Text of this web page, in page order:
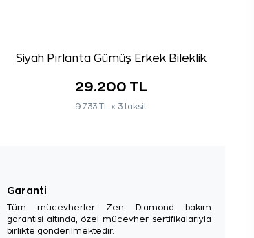
Siyah Pırlanta Gümüş Erkek Bileklik
29.200 TL
9.733 TL x 3 taksit
Garanti
Tüm mücevherler Zen Diamond bakım
garantisi altında, özel mücevher sertifikalarıyla
birlikte gönderilmektedir.